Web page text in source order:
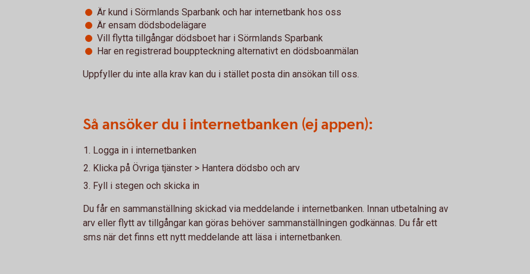
Är kund i Sörmlands Sparbank och har internetbank hos oss
Är ensam dödsbodelägare
Vill flytta tillgångar dödsboet har i Sörmlands Sparbank
Har en registrerad bouppteckning alternativt en dödsboanmälan
Uppfyller du inte alla krav kan du i stället posta din ansökan till oss.
Så ansöker du i internetbanken (ej appen):
Logga in i internetbanken
Klicka på Övriga tjänster > Hantera dödsbo och arv
Fyll i stegen och skicka in
Du får en sammanställning skickad via meddelande i internetbanken. Innan utbetalning av
arv eller flytt av tillgångar kan göras behöver sammanställningen godkännas. Du får ett
sms när det finns ett nytt meddelande att läsa i internetbanken.